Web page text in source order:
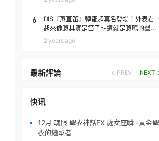
6
DIS『蔥直笛』轉蛋超莫名登場！外表看
起來像蔥其實是笛子～這就是蔥鳴的聲音
2 years ago
最新評論 PREV NEXT
快讯
12月 魂限 聖衣神話EX 處女座瞬 -黃金聖
衣的繼承者